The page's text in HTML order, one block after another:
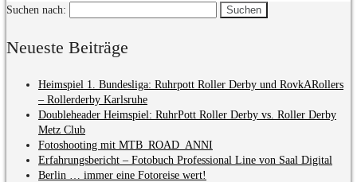
Suchen nach:
Neueste Beiträge
Heimspiel 1. Bundesliga: Ruhrpott Roller Derby und RovkARollers
– Rollerderby Karlsruhe
Doubleheader Heimspiel: RuhrPott Roller Derby vs. Roller Derby
Metz Club
Fotoshooting mit MTB_ROAD_ANNI
Erfahrungsbericht – Fotobuch Professional Line von Saal Digital
Berlin … immer eine Fotoreise wert!